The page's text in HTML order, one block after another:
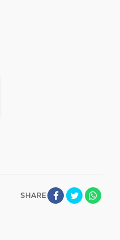
SHARE